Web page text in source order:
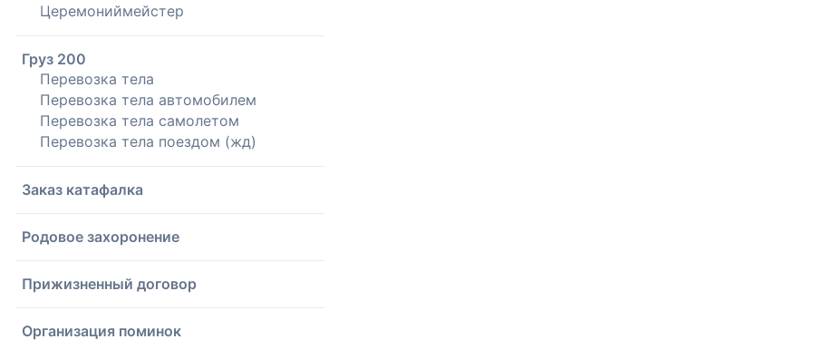
Церемониймейстер
Груз 200
Перевозка тела
Перевозка тела автомобилем
Перевозка тела самолетом
Перевозка тела поездом (жд)
Заказ катафалка
Родовое захоронение
Прижизненный договор
Организация поминок